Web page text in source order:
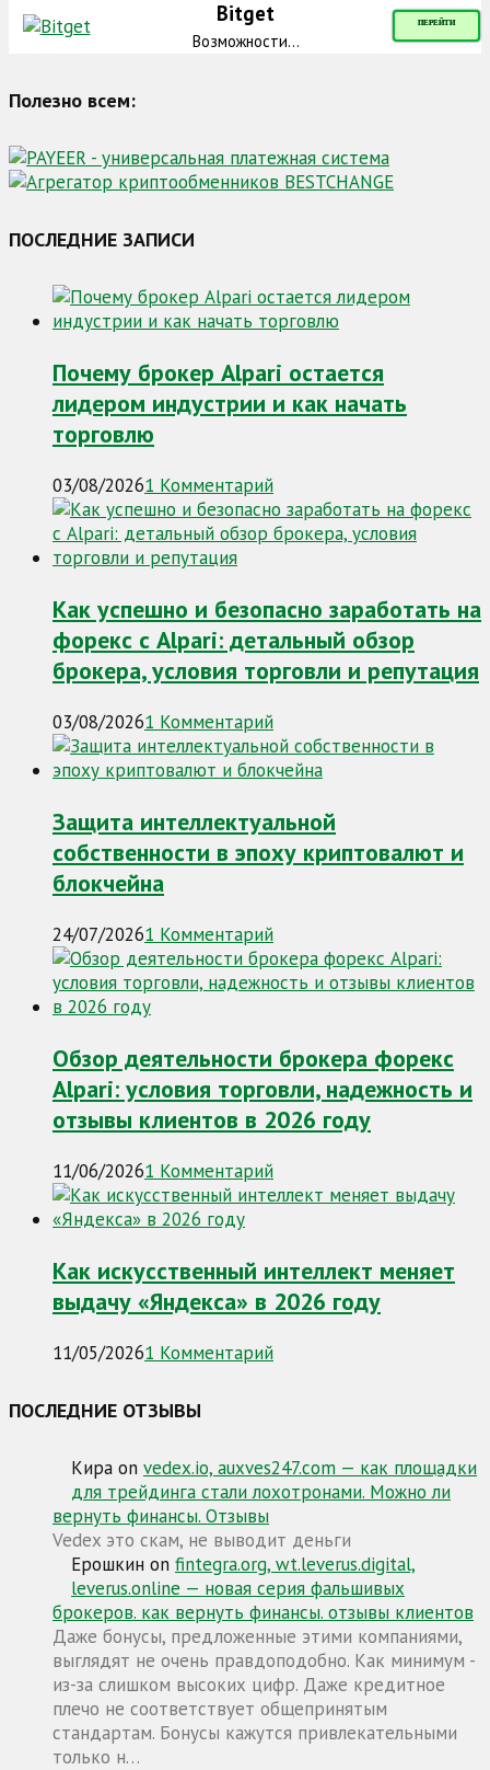
Bitget ПЕРЕЙТИ
Возможности...
Полезно всем:
ПОСЛЕДНИЕ ЗАПИСИ
Почему брокер Alpari остается
лидером индустрии и как начать
торговлю
03/08/20261 Комментарий
Как успешно и безопасно заработать на
форекс с Alpari: детальный обзор
брокера, условия торговли и репутация
03/08/20261 Комментарий
Защита интеллектуальной
собственности в эпоху криптовалют и
блокчейна
24/07/20261 Комментарий
Обзор деятельности брокера форекс
Alpari: условия торговли, надежность и
отзывы клиентов в 2026 году
11/06/20261 Комментарий
Как искусственный интеллект меняет
выдачу «Яндекса» в 2026 году
11/05/20261 Комментарий
ПОСЛЕДНИЕ ОТЗЫВЫ
Кира on vedex.io, auxves247.com — как площадки
для трейдинга стали лохотронами. Можно ли
вернуть финансы. Отзывы
Vedex это скам, не выводит деньги
Ерошкин on fintegra.org, wt.leverus.digital,
leverus.online — новая серия фальшивых
брокеров. как вернуть финансы. отзывы клиентов
Даже бонусы, предложенные этими компаниями,
выглядят не очень правдоподобно. Как минимум -
из-за слишком высоких цифр. Даже кредитное
плечо не соответствует общепринятым
стандартам. Бонусы кажутся привлекательными
только н…